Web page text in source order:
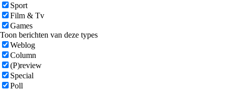
Sport
Film & Tv
Games
Toon berichten van deze types
Weblog
Column
(P)review
Special
Poll